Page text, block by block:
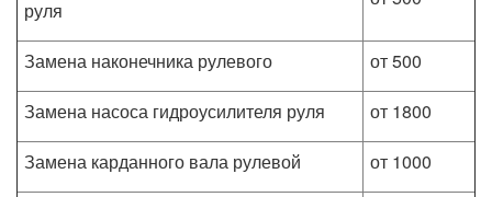
руля
Замена наконечника рулевого
от 500
Замена насоса гидроусилителя руля
от 1800
Замена карданного вала рулевой
от 1000